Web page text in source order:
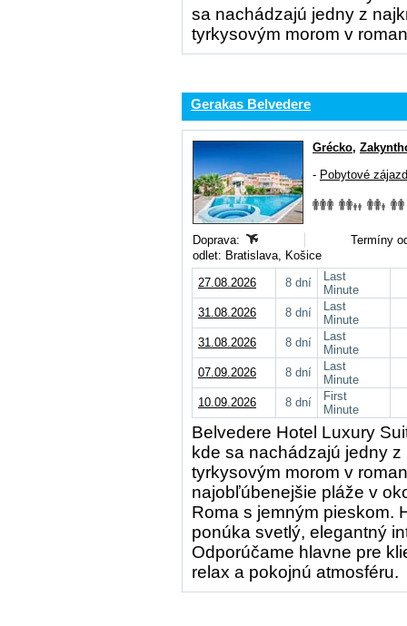
sa nachádzajú jedny z
tyrkysovým morom v
Gerakas Belvedere
Grécko,
- Pobytové
Doprava:
Termíny
odlet: Bratislava, Košice
27.08.2026
8 dní
Last
Minute
31.08.2026
8 dní
Last
Minute
31.08.2026
8 dní
Last
Minute
07.09.2026
8 dní
Last
Minute
10.09.2026
8 dní
First
Minute
Belvedere Hotel Luxury
kde sa nachádzajú jedny
tyrkysovým morom v
najobľúbenejšie pláže v
Roma s jemným pieskom.
ponúka svetlý, elegantný
Odporúčame hlavne pre
relax a pokojnú atmosféru.